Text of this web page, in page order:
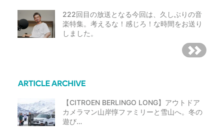
222回目の放送となる今回は、久しぶりの音
楽特集。考えるな！感じろ！な時間をお送り
しました。
【CITROEN BERLINGO LONG】アウトドア
カメラマン山岸惇ファミリーと雪山へ。冬の
遊び…